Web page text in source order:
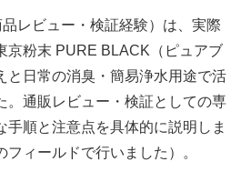
レビュー・検証経験）は、実際
京粉末 PURE BLACK（ピュアブ
と日常の消臭・簡易浄水用途で活
。通販レビュー・検証としての専
手順と注意点を具体的に説明しま
ィールドで行いました）。